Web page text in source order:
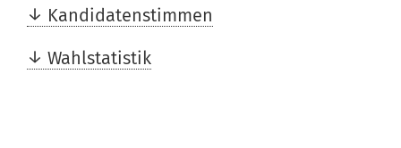
Kandidatenstimmen
Wahlstatistik